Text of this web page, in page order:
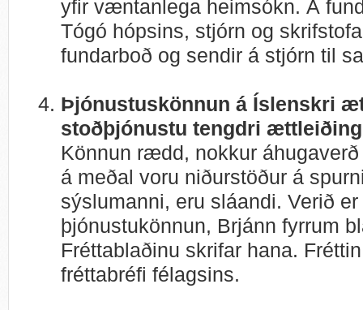
yfir væntanlega heimsókn. Á
Tógó hópsins, stjórn og
fundarboð og sendir á stjórn til
Þjónustuskönnun á Íslenskri
stoðþjónustu tengdri
Könnun rædd, nokkur
á meðal voru niðurstöður á
sýslumanni, eru sláandi. Verið
þjónustukönnun, Brjánn fyrrum
Fréttablaðinu skrifar hana.
fréttabréfi félagsins.